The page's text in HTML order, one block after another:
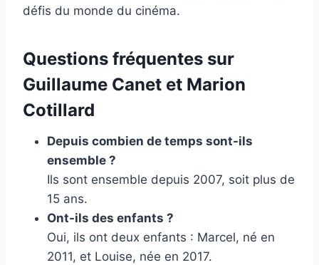
défis du monde du cinéma.
Questions fréquentes sur
Guillaume Canet et Marion
Cotillard
Depuis combien de temps sont-ils
ensemble ?
Ils sont ensemble depuis 2007, soit plus de
15 ans.
Ont-ils des enfants ?
Oui, ils ont deux enfants : Marcel, né en
2011, et Louise, née en 2017.